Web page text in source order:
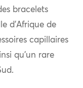
bracelets
d’Afrique de
capillaires
qu’un rare